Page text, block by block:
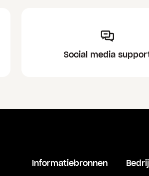
Social media
Informatiebronnen